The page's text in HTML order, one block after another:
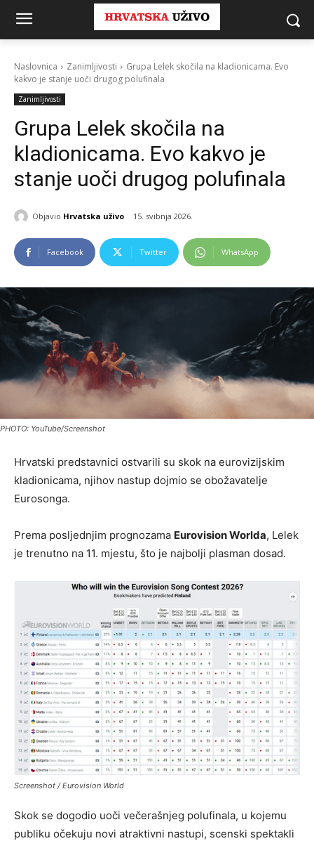
Naslovnica Zanimljivosti
Grupa Lelek skočila na kladionicama. Evo
kakvo je stanje uoči drugog polufinala
Zanimljivosti
Grupa Lelek skočila na
kladionicama. Evo kakvo je
stanje uoči drugog polufinala
Objavio Hrvatska uživo 15. svibnja 2026.
Facebook Twitter WhatsApp
PHOTO: YouTube/Screenshot
Hrvatski predstavnici ostvarili su skok na eurovizijskim
kladionicama, njihov nastup dojmio se obožavatelje
Eurosonga.
Prema posljednjim prognozama Eurovision Worlda, Lelek
je trenutno na 11. mjestu, što je najbolji plasman dosad.
Screenshot / Eurovision World
Skok se dogodio uoči večerašnjeg polufinala, u kojemu
publiku očekuju novi atraktivni nastupi, scenski spektakli